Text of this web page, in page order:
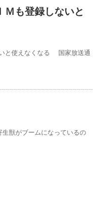
Ｍも登録しないと
と使えなくなる 国家放送通
獣がブームになっているの